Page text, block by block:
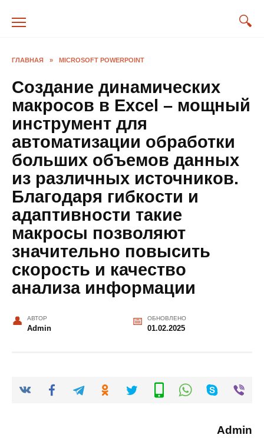
ГЛАВНАЯ » MICROSOFT POWERPOINT
Создание динамических
макросов в Excel – мощный
инструмент для
автоматизации обработки
больших объемов данных
из различных источников.
Благодаря гибкости и
адаптивности такие
макросы позволяют
значительно повысить
скорость и качество
анализа информации
АВТОР
Admin
ОБНОВЛЕНО
01.02.2025
Admin